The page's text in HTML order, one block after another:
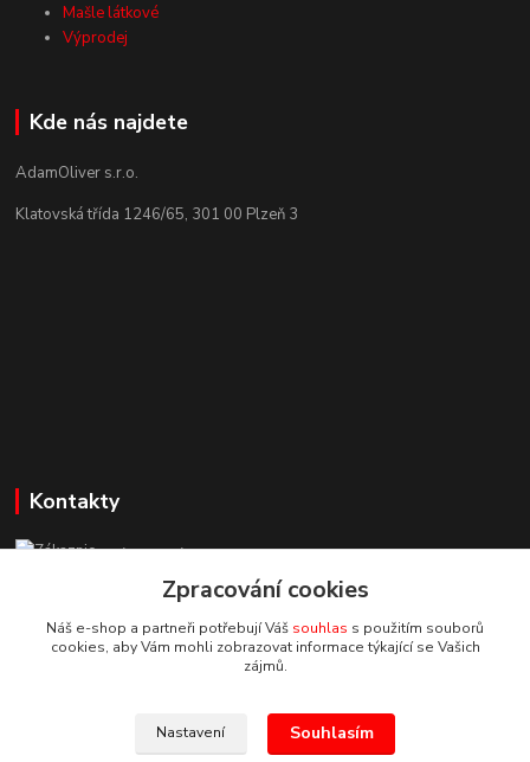
Mašle látkové
Výprodej
Kde nás najdete
AdamOliver s.r.o.
Klatovská třída 1246/65, 301 00 Plzeň 3
Kontakty
Zákaznická podpora StuhyLevně.cz
+420 725 618 353
(Po-Pá, 8-16 hod.)
adamoliver@seznam.cz
Zpracování cookies
Náš e-shop a partneři potřebují Váš souhlas s použitím souborů
cookies, aby Vám mohli zobrazovat informace týkající se Vašich
zájmů.
Nastavení Souhlasím